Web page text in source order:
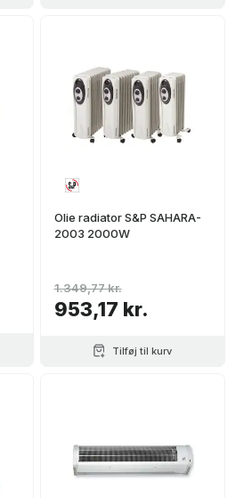
Olie radiator S&P SAHARA-
2003 2000W
953,17 kr.
1.349,77 kr.
Tilføj til kurv